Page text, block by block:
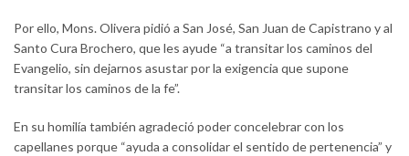
Por ello, Mons. Olivera pidió a San José, San Juan de Capistrano y al
Santo Cura Brochero, que les ayude “a transitar los caminos del
Evangelio, sin dejarnos asustar por la exigencia que supone
transitar los caminos de la fe”.
En su homilía también agradeció poder concelebrar con los
capellanes porque “ayuda a consolidar el sentido de pertenencia” y